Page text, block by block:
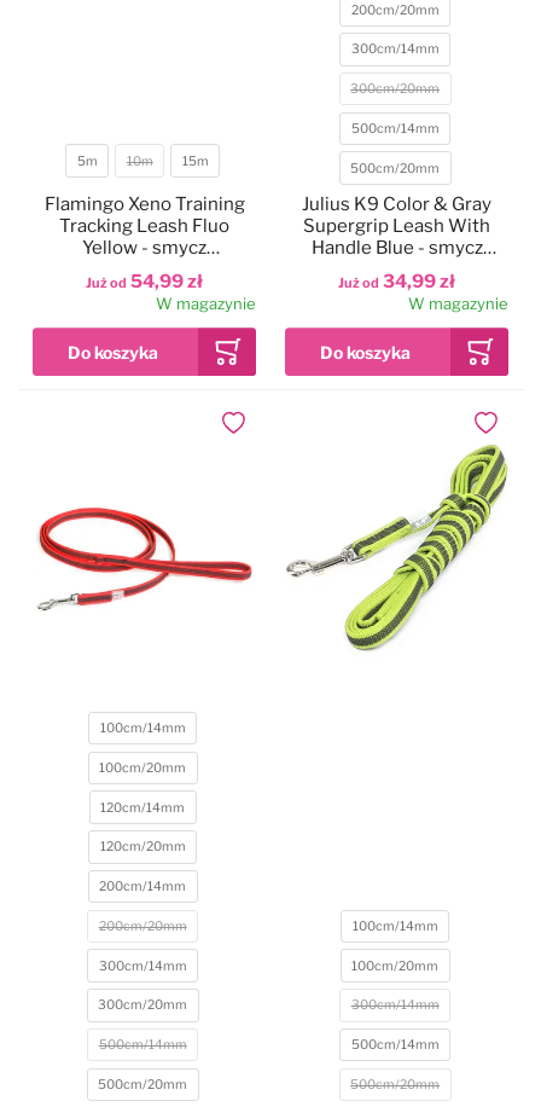
Rozmiar
5m 10m 15m
Już od 54,99 zł
Flamingo Xeno Training
Tracking Leash Fluo
Yellow - smycz
treningowa dla psa, otok
do treningu i tropienia, z
gumowaniem, neonowa
żółta
W magazynie
200cm/20mm
300cm/14mm
300cm/20mm
500cm/14mm
500cm/20mm
Już od 34,99 zł
Julius K9 Color & Gray
Supergrip Leash With
Handle Blue - smycz
treningowa z uchwytem,
niebieska, antypoślizgowa
W magazynie
100cm/14mm
100cm/20mm
120cm/14mm
120cm/20mm
200cm/14mm
200cm/20mm
300cm/14mm
300cm/20mm
500cm/14mm
500cm/20mm
Dodaj do ulubionych
100cm/14mm
100cm/20mm
300cm/14mm
500cm/14mm
500cm/20mm
Dodaj